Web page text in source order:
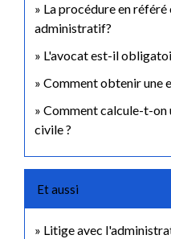
La procédure en
administratif?
L'avocat est-il
Comment obtenir une
Comment calcule-t-on
civile ?
Et aussi
Litige avec